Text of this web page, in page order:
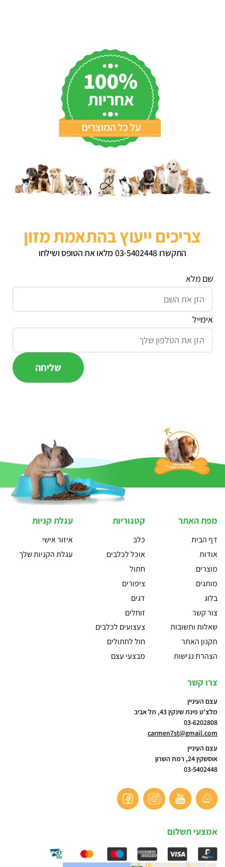
צריכים ייעוץ בהתאמת מזון
התקשרו 03-5402448 מלאו את הטופס ושילחו
שם מלא
אימייל
מפת האתר
דף הבית
אודות
מוצרים
מותגים
בלוג
צור קשר
שאלות ותשובות
תקנון האתר
הצהרת נגישות
קטגוריות
כלב
אוכל לכלבים
חתול
ציפורים
דגים
זוחלים
צעצועים לכלבים
חול לחתולים
מבצעי עצם
עגלת קניות
איזור אישי
עגלת הקניות שלך
צרו קשר
עצם העיניין
מלצ'ט פינת שינקין 43, תל אביב
03-6202808
carmen7st@gmail.com
עצם העיניין
אוסשקין 24, רמת השרון
03-5402448
אמצעי תשלום